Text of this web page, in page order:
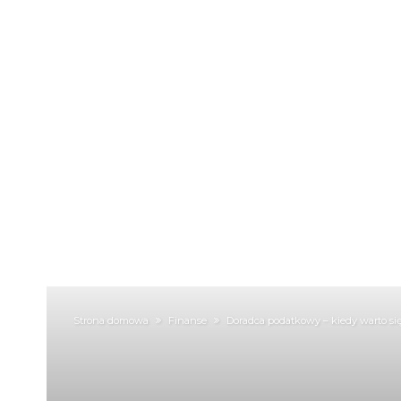
Strona domowa Finanse Doradca podatkowy – kiedy warto